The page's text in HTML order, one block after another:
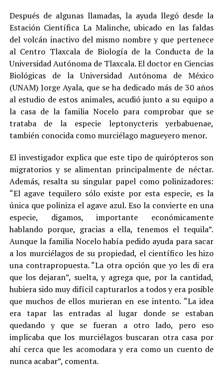
Después de algunas llamadas, la ayuda llegó desde la
Estación Científica La Malinche, ubicado en las faldas
del volcán inactivo del mismo nombre y que pertenece
al Centro Tlaxcala de Biología de la Conducta de la
Universidad Autónoma de Tlaxcala. El doctor en Ciencias
Biológicas de la Universidad Autónoma de México
(UNAM) Jorge Ayala, que se ha dedicado más de 30 años
al estudio de estos animales, acudió junto a su equipo a
la casa de la familia Nocelo para comprobar que se
trataba de la especie leptonycteris yerbabuenae,
también conocida como murciélago magueyero menor.
El investigador explica que este tipo de quirópteros son
migratorios y se alimentan principalmente de néctar.
Además, resalta su singular papel como polinizadores:
“El agave tequilero sólo existe por esta especie, es la
única que poliniza el agave azul. Eso la convierte en una
especie, digamos, importante económicamente
hablando porque, gracias a ella, tenemos el tequila”.
Aunque la familia Nocelo había pedido ayuda para sacar
a los murciélagos de su propiedad, el científico les hizo
una contrapropuesta. “La otra opción que yo les di era
que los dejaran”, suelta, y agrega que, por la cantidad,
hubiera sido muy difícil capturarlos a todos y era posible
que muchos de ellos murieran en ese intento. “La idea
era tapar las entradas al lugar donde se estaban
quedando y que se fueran a otro lado, pero eso
implicaba que los murciélagos buscaran otra casa por
ahí cerca que les acomodara y era como un cuento de
nunca acabar”, comenta.